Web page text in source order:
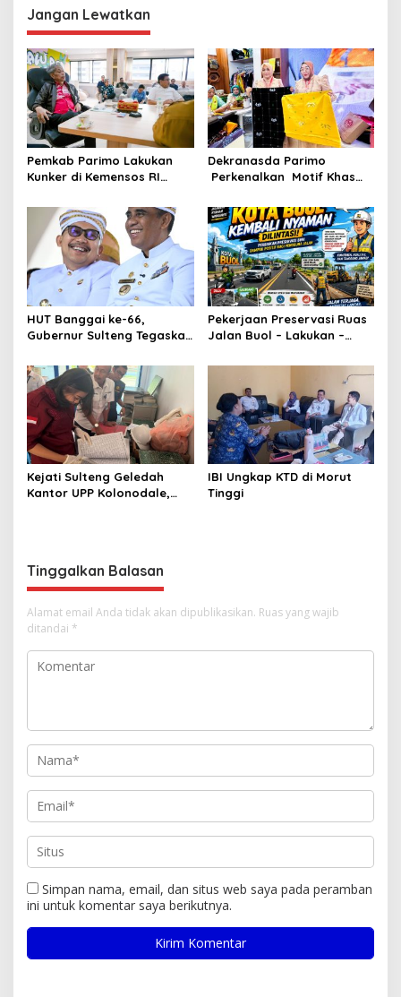
a
s
i
p
o
s
Jangan Lewatkan
Pemkab Parimo Lakukan
Kunker di Kemensos RI
Parimo
Dekranasda Parimo
Perkenalkan Motif Khas
Saga di HUT ke-46
Dekranas
HUT Banggai ke-66,
Gubernur Sulteng Tegaskan
Kemajuan Daerah
Pekerjaan Preservasi Ruas
Jalan Buol – Lakukan –
Rampung Warga Buol
Sangat Legah
Kejati Sulteng Geledah
Kantor UPP Kolonodale,
IBI Ungkap KTD di Morut
Tinggi
Tinggalkan Balasan
Alamat email Anda tidak akan dipublikasikan. Ruas yang wajib
ditandai *
Simpan nama, email, dan situs web saya pada peramban
ini untuk komentar saya berikutnya.